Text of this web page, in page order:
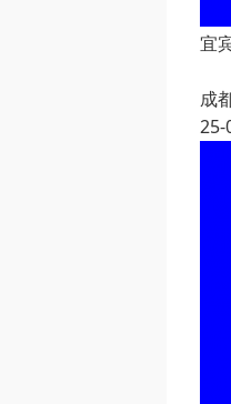
宜
成
25-